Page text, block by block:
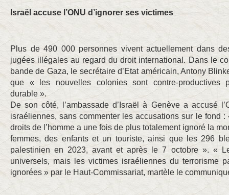
Israël accuse l’ONU d’ignorer ses victimes
Plus de 490 000 personnes vivent actuellement dans
jugées illégales au regard du droit international. Dans le
bande de Gaza, le secrétaire d’Etat américain, Antony
que « les nouvelles colonies sont contre-productives
durable ».
De son côté, l’ambassade d’Israël à Genève a accusé
israéliennes, sans commenter les accusations sur le fond
droits de l’homme a une fois de plus totalement ignoré la
femmes, des enfants et un touriste, ainsi que les 296
palestinien en 2023, avant et après le 7 octobre ». «
universels, mais les victimes israéliennes du terrorisme
ignorées » par le Haut-Commissariat, martèle le